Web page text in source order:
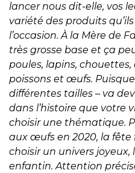
lancer nous dit-elle, vos
variété des produits
l’occasion. À la Mère de
très grosse base et ça
poules, lapins, chouettes,
poissons et œufs.
différentes tailles – va
dans l’histoire que votre
choisir une thématique.
aux œufs en 2020, la fête
choisir un univers joyeux,
enfantin. Attention